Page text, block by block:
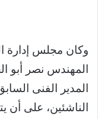
وكان مجلس إدارة
المهندس نصر أبو
المدير الفنى
الناشئين، على